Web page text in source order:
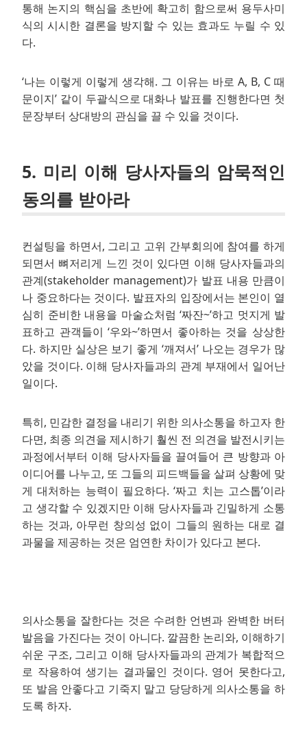
통해 논지의 핵심을 초반에 확고히 함으로써 용두사미
식의 시시한 결론을 방지할 수 있는 효과도 누릴 수 있
다.
‘나는 이렇게 이렇게 생각해. 그 이유는 바로 A, B, C 때
문이지’ 같이 두괄식으로 대화나 발표를 진행한다면 첫
문장부터 상대방의 관심을 끌 수 있을 것이다.
5. 미리 이해 당사자들의 암묵적인
동의를 받아라
컨설팅을 하면서, 그리고 고위 간부회의에 참여를 하게
되면서 뼈저리게 느낀 것이 있다면 이해 당사자들과의
관계(stakeholder management)가 발표 내용 만큼이
나 중요하다는 것이다. 발표자의 입장에서는 본인이 열
심히 준비한 내용을 마술쇼처럼 ‘짜잔~’하고 멋지게 발
표하고 관객들이 ‘우와~’하면서 좋아하는 것을 상상한
다. 하지만 실상은 보기 좋게 ‘깨져서’ 나오는 경우가 많
았을 것이다. 이해 당사자들과의 관계 부재에서 일어난
일이다.
특히, 민감한 결정을 내리기 위한 의사소통을 하고자 한
다면, 최종 의견을 제시하기 훨씬 전 의견을 발전시키는
과정에서부터 이해 당사자들을 끌여들어 큰 방향과 아
이디어를 나누고, 또 그들의 피드백들을 살펴 상황에 맞
게 대처하는 능력이 필요하다. ‘짜고 치는 고스톱’이라
고 생각할 수 있겠지만 이해 당사자들과 긴밀하게 소통
하는 것과, 아무런 창의성 없이 그들의 원하는 대로 결
과물을 제공하는 것은 엄연한 차이가 있다고 본다.
의사소통을 잘한다는 것은 수려한 언변과 완벽한 버터
발음을 가진다는 것이 아니다. 깔끔한 논리와, 이해하기
쉬운 구조, 그리고 이해 당사자들과의 관계가 복합적으
로 작용하여 생기는 결과물인 것이다. 영어 못한다고,
또 발음 안좋다고 기죽지 말고 당당하게 의사소통을 하
도록 하자.